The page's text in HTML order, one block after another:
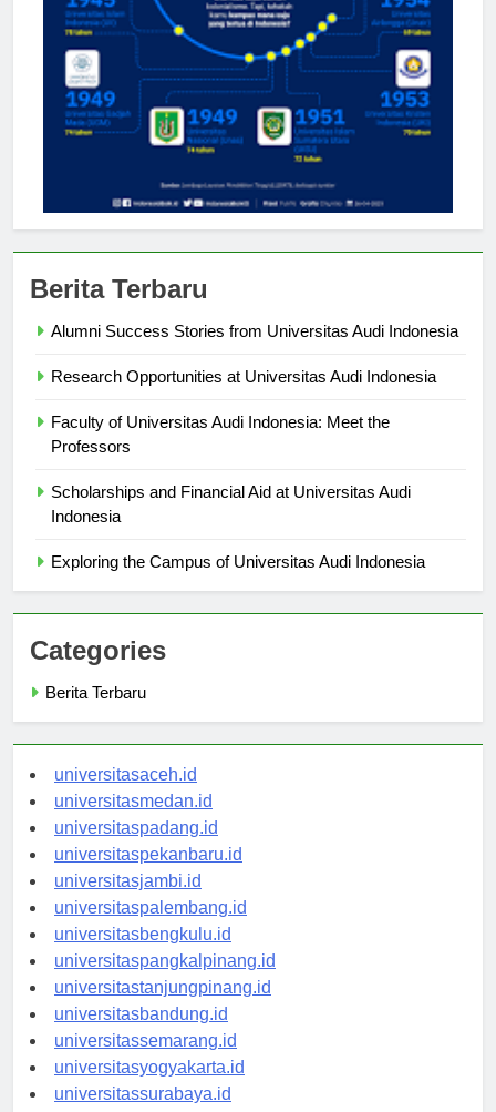
Berita Terbaru
Faculty of Universitas Audi Indonesia: Meet the
Scholarships and Financial Aid at Universitas Audi
Categories
universitasaceh.id
universitasmedan.id
universitaspadang.id
universitaspekanbaru.id
universitasjambi.id
universitaspalembang.id
universitasbengkulu.id
universitaspangkalpinang.id
universitastanjungpinang.id
universitasbandung.id
universitassemarang.id
universitasyogyakarta.id